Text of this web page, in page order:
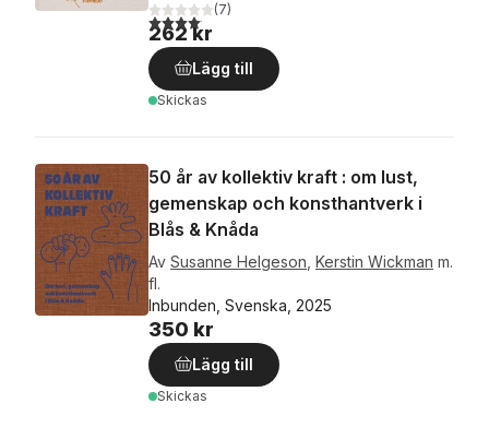
4,1utav 5 stjärnor. Totalt antal röster:
(7)
262 kr
Lägg till
Skickas
50 år av kollektiv kraft : om lust,
gemenskap och konsthantverk i
Blås & Knåda
Av Susanne Helgeson Kerstin Wickman m.
fl.
Inbunden, Svenska, 2025
350 kr
Lägg till
Skickas